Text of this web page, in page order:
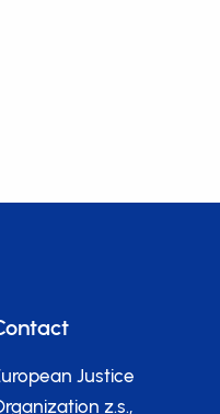
Justice
z.s.,